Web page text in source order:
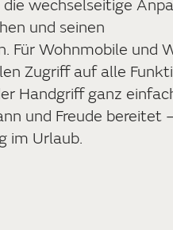
wechselseitige
und seinen
Für Wohnmobile und
Zugriff auf alle
Handgriff ganz
und Freude bereitet
im Urlaub.